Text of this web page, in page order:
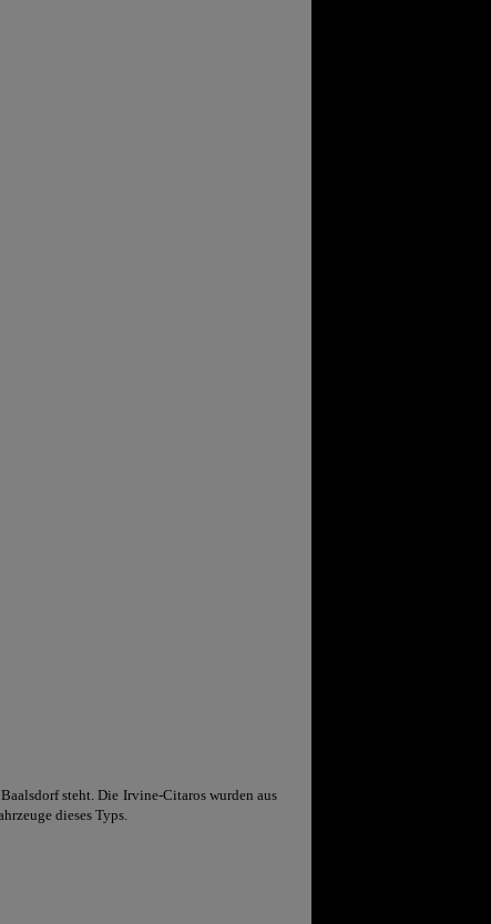
steht. Die Irvine-Citaros wurden aus
dieses Typs.